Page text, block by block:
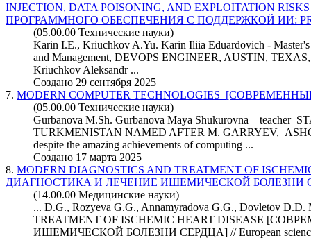
INJECTION, DATA POISONING, AND EXPLOITATION
ПРОГРАММНОГО ОБЕСПЕЧЕНИЯ С ПОДДЕРЖКОЙ ИИ:
(05.00.00 Технические науки)
Karin I.E., Kriuchkov A.Yu. Karin Iliia Eduardovich - Master's
and Management, DEVOPS ENGINEER, AUSTIN,
Kriuchkov Aleksandr ...
Создано 29 сентября 2025
7. MODERN COMPUTER TECHNOLOGIES
(05.00.00 Технические науки)
Gurbanova M.Sh. Gurbanova Maya Shukurovna – teacher
TURKMENISTAN NAMED AFTER M. GARRYEV,
despite the amazing achievements of computing ...
Создано 17 марта 2025
8. MODERN DIAGNOSTICS AND TREATMENT OF
ДИАГНОСТИКА И ЛЕЧЕНИЕ ИШЕМИЧЕСКОЙ БОЛЕЗНИ
(14.00.00 Медицинские науки)
... D.G., Rozyeva G.G., Annamyradova G.G., Dovletov
TREATMENT OF ISCHEMIC HEART DISEASE
ИШЕМИЧЕСКОЙ БОЛЕЗНИ СЕРДЦА] // European